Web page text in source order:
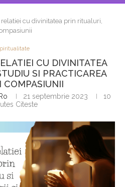
cu divinitatea prin ritualuri,
CU DIVINITATEA
SI PRACTICAREA
COMPASIUNII
21 septembrie 2023
10
Citeste